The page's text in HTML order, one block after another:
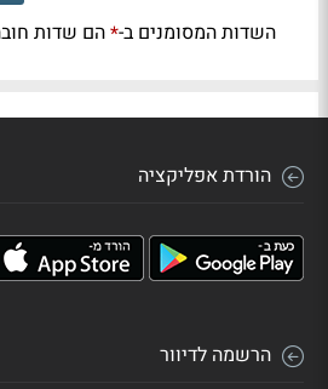
השדות המסומנים ב-*הם שדות
הורדת אפליקציה
הרשמה לדיוור